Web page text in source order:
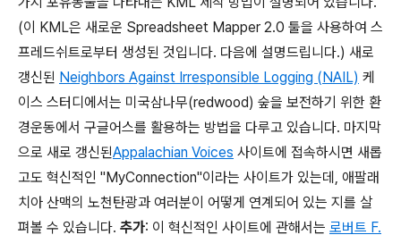
(이 KML은 새로운 Spreadsheet Mapper 2.0 툴을 사용하여 스
프레드쉬트로부터 생성된 것입니다. 다음에 설명드립니다.) 새로
갱신된 Neighbors Against Irresponsible Logging (NAIL) 케
이스 스터디에서는 미국삼나무(redwood) 숲을 보전하기 위한 환
경운동에서 구글어스를 활용하는 방법을 다루고 있습니다. 마지막
으로 새로 갱신된Appalachian Voices 사이트에 접속하시면 새롭
고도 혁신적인 "MyConnection"이라는 사이트가 있는데, 애팔래
치아 산맥의 노천탄광과 여러분이 어떻게 연계되어 있는 지를 살
펴볼 수 있습니다. 추가: 이 혁신적인 사이트에 관해서는 로버트 F.